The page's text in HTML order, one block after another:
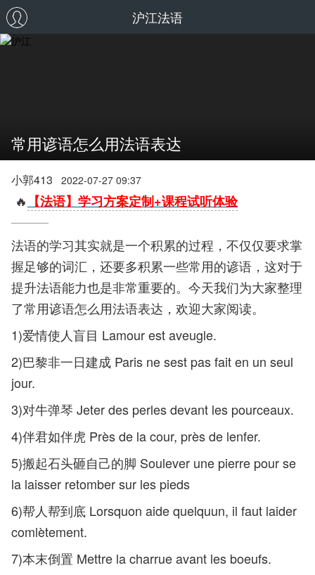
沪江法语
常用谚语怎么用法语表达
小郭413 2022-07-27 09:37
🔥 【法语】学习方案定制+课程试听体验
法语的学习其实就是一个积累的过程，不仅仅要求掌
握足够的词汇，还要多积累一些常用的谚语，这对于
提升法语能力也是非常重要的。今天我们为大家整理
了常用谚语怎么用法语表达，欢迎大家阅读。
1)爱情使人盲目 Lamour est aveugle.
2)巴黎非一日建成 Paris ne sest pas fait en un seul
jour.
3)对牛弹琴 Jeter des perles devant les pourceaux.
4)伴君如伴虎 Près de la cour, près de lenfer.
5)搬起石头砸自己的脚 Soulever une pierre pour se
la laisser retomber sur les pieds
6)帮人帮到底 Lorsquon aide quelquun, il faut laider
comlètement.
7)本末倒置 Mettre la charrue avant les boeufs.